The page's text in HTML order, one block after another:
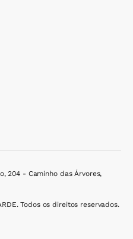
204 - Caminho das Árvores,
Todos os direitos reservados.